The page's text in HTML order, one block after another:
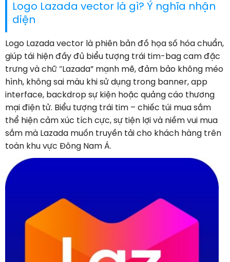
Logo Lazada vector là gì? Ý nghĩa nhận
diện
Logo Lazada vector là phiên bản đồ họa số hóa chuẩn,
giúp tái hiện đầy đủ biểu tượng trái tim-bag cam đặc
trưng và chữ “Lazada” mạnh mẽ, đảm bảo không méo
hình, không sai màu khi sử dụng trong banner, app
interface, backdrop sự kiện hoặc quảng cáo thương
mại điện tử. Biểu tượng trái tim – chiếc túi mua sắm
thể hiện cảm xúc tích cực, sự tiện lợi và niềm vui mua
sắm mà Lazada muốn truyền tải cho khách hàng trên
toàn khu vực Đông Nam Á.